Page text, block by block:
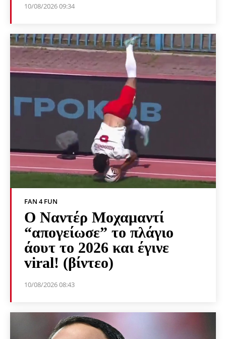
10/08/2026 09:34
FAN 4 FUN
Ο Ναντέρ Μοχαμαντί
“απογείωσε” το πλάγιο
άουτ το 2026 και έγινε
viral! (βίντεο)
10/08/2026 08:43